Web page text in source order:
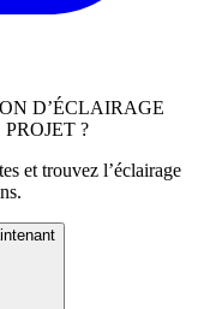
D’ÉCLAIRAGE
?
et trouvez l’éclairage